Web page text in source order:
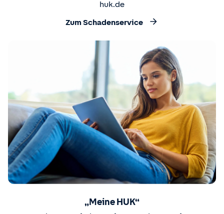
huk.de
Zum Schadenservice
„Meine HUK“